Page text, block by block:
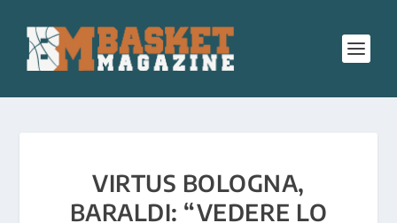
VIRTUS BOLOGNA,
BARALDI: “VEDERE LO